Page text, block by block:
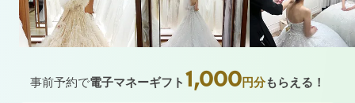
事前予約で電子マネーギフト 1,000円分もらえる！